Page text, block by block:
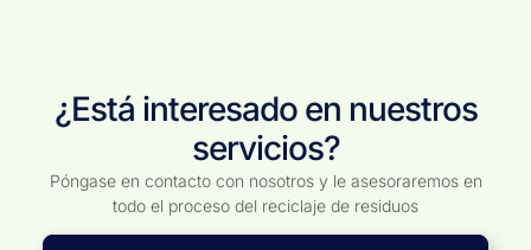
¿Está interesado en nuestros
servicios?
Póngase en contacto con nosotros y le asesoraremos en
todo el proceso del reciclaje de residuos